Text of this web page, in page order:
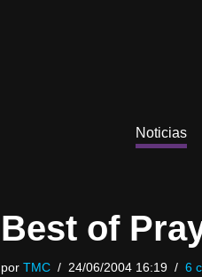
Noticias
Best of
por TMC 24/06/2004 16:19 6